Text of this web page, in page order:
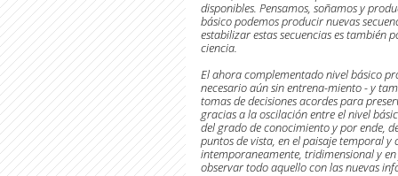
disponibles. Pensamos, soñamos y
básico podemos producir nuevas
estabilizar estas secuencias es también
ciencia.
El ahora complementado nivel básico
necesario aún sin entrena-miento - y
tomas de decisiones acordes para
gracias a la oscilación entre el nivel
del grado de conocimiento y por ende,
puntos de vista, en el paisaje temporal
intemporaneamente, tridimensional y
observar todo aquello con las nuevas